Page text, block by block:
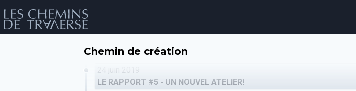
Chemin de création
24 juin 2019
LE RAPPORT #5 - UN NOUVEL ATELIER!